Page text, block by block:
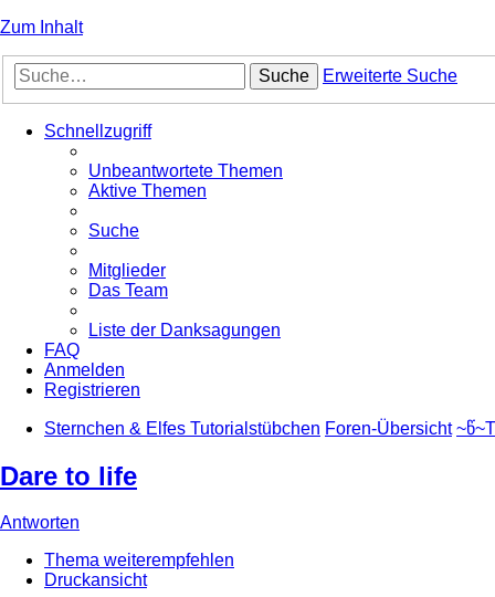
Zum Inhalt
Suche Erweiterte Suche
Schnellzugriff
Unbeantwortete Themen
Aktive Themen
Suche
Mitglieder
Das Team
Liste der Danksagungen
FAQ
Anmelden
Registrieren
Sternchen & Elfes Tutorialstübchen Foren-Übersicht
Dare to life
Antworten
Thema weiterempfehlen
Druckansicht